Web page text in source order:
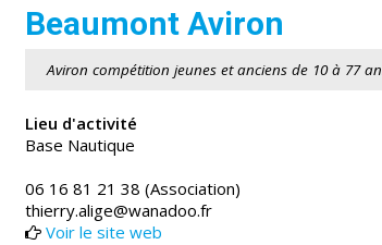
Beaumont Aviron
Aviron compétition jeunes et anciens de 10 à 77
Lieu d'activité
Base Nautique
06 16 81 21 38 (Association)
thierry.alige@wanadoo.fr
Voir le site web